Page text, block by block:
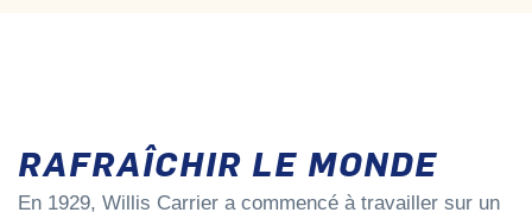
RAFRAÎCHIR LE MONDE
En 1929, Willis Carrier a commencé à travailler sur un